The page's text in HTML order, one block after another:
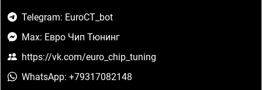
Telegram: EuroCT_bot
Max: Евро Чип Тюнинг
https://vk.com/euro_chip_tuning
WhatsApp: +79317082148